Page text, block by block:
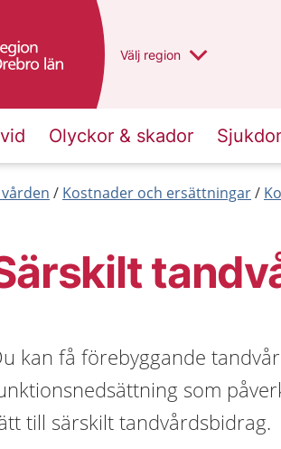
Du har valt region
Välj en annan
region
Olyckor & skador
Kostnader och ersättningar
kan få förebyggande
som
till särskilt tandvårdsbidrag.